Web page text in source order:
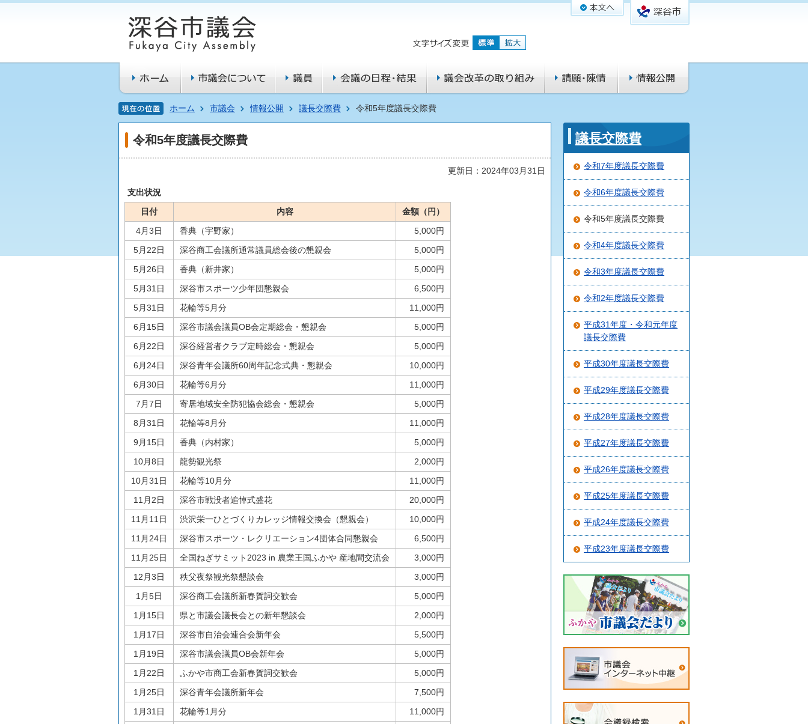
ホーム 市議会 情報公開 議長交際費 令和5年度議長交際費
令和5年度議長交際費
更新日：2024年03月31日
支出状況
日付
内容
金額（円）
4月3日
香典（宇野家）
5,000円
5月22日
深谷商工会議所通常議員総会後の懇親会
5,000円
5月26日
香典（新井家）
5,000円
5月31日
深谷市スポーツ少年団懇親会
6,500円
5月31日
花輪等5月分
11,000円
6月15日
深谷市議会議員OB会定期総会・懇親会
5,000円
6月22日
深谷経営者クラブ定時総会・懇親会
5,000円
6月24日
深谷青年会議所60周年記念式典・懇親会
10,000円
6月30日
花輪等6月分
11,000円
7月7日
寄居地域安全防犯協会総会・懇親会
5,000円
8月31日
花輪等8月分
11,000円
9月15日
香典（内村家）
5,000円
10月8日
龍勢観光祭
2,000円
10月31日
花輪等10月分
11,000円
11月2日
深谷市戦没者追悼式盛花
20,000円
11月11日
渋沢栄一ひとづくりカレッジ情報交換会（懇親会）
10,000円
11月24日
深谷市スポーツ・レクリエーション4団体合同懇親会
6,500円
11月25日
全国ねぎサミット2023 in 農業王国ふかや 産地間交流会
3,000円
12月3日
秩父夜祭観光祭懇談会
3,000円
1月5日
深谷商工会議所新春賀詞交歓会
5,000円
1月15日
県と市議会議長会との新年懇談会
2,000円
1月17日
深谷市自治会連合会新年会
5,500円
1月19日
深谷市議会議員OB会新年会
5,000円
1月22日
ふかや市商工会新春賀詞交歓会
5,000円
1月25日
深谷青年会議所新年会
7,500円
1月31日
花輪等1月分
11,000円
議長交際費
令和7年度議長交際費
令和6年度議長交際費
令和5年度議長交際費
令和4年度議長交際費
令和3年度議長交際費
令和2年度議長交際費
平成31年度・令和元年度
議長交際費
平成30年度議長交際費
平成29年度議長交際費
平成28年度議長交際費
平成27年度議長交際費
平成26年度議長交際費
平成25年度議長交際費
平成24年度議長交際費
平成23年度議長交際費